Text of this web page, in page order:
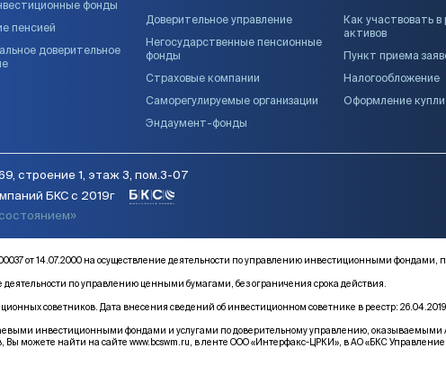
фонды
пенсией
доверительное
Доверительное управление
Негосударственные пенсионные
фонды
Страховые компании
Саморегулируемые организации
Эндаумент-фонды
Как участвовать в
активов
Пункт приема
Налогообложение
Оформление
строение 1, этаж 3, пом.3-07
БКС с 2019г
от 14.07.2000 на осуществление деятельности по управлению инвестиционными
по управлению ценными бумагами, без ограничения срока действия.
советников. Дата внесения сведений об инвестиционном советнике в реестр:
инвестиционными фондами и услугами по доверительному управлению, оказываемыми
Вы можете найти на сайте www.bcswm.ru , в ленте ООО «Интерфакс-ЦРКИ», в АО «БКС Управление